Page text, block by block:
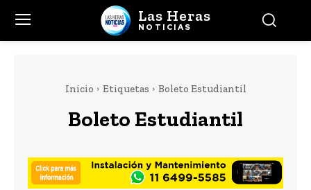
Las Heras
NOTICIAS
Inicio Etiquetas Boleto Estudiantil
Boleto Estudiantil